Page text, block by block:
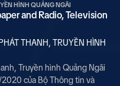
HÌNH QUẢNG NGÃI
and Radio, Television
THANH, TRUYỀN HÌNH
Truyền hình Quảng Ngãi
của Bộ Thông tin và